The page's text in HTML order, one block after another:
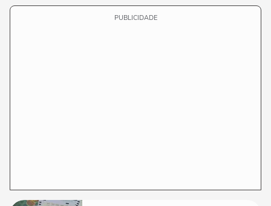
PUBLICIDADE